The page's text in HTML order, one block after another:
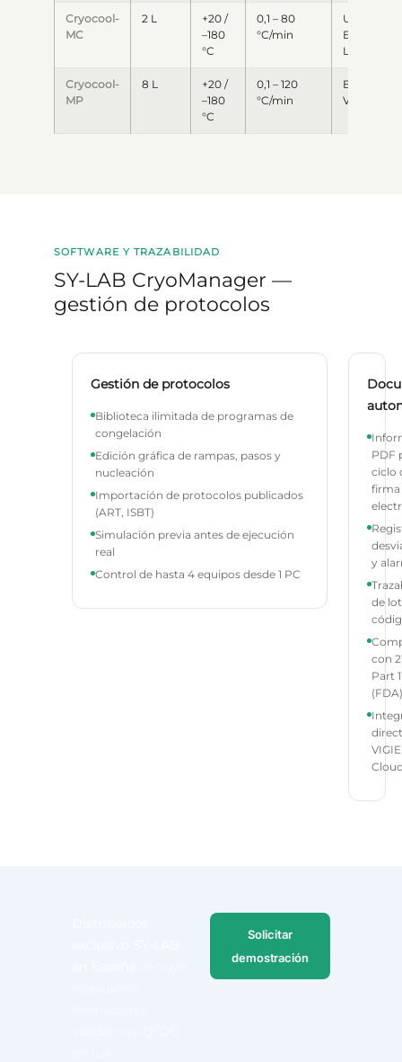
Cryocool-
MC
2 L
+20 /
–180
°C
0,1 – 80
°C/min
USB ·
Ethernet ·
LIS
Cryocool-
MP
8 L
+20 /
–180
°C
0,1 – 120
°C/min
Ethernet ·
VIGIE · LIS
SOFTWARE Y TRAZABILIDAD
SY-LAB CryoManager —
gestión de protocolos
Gestión de protocolos
Biblioteca ilimitada de programas de
congelación
Edición gráfica de rampas, pasos y
nucleación
Importación de protocolos publicados
(ART, ISBT)
Simulación previa antes de ejecución
real
Control de hasta 4 equipos desde 1 PC
PDF
ciclo
firma
y
de
con
Part
(FDA)
VIGIE
Solicitar
demostración